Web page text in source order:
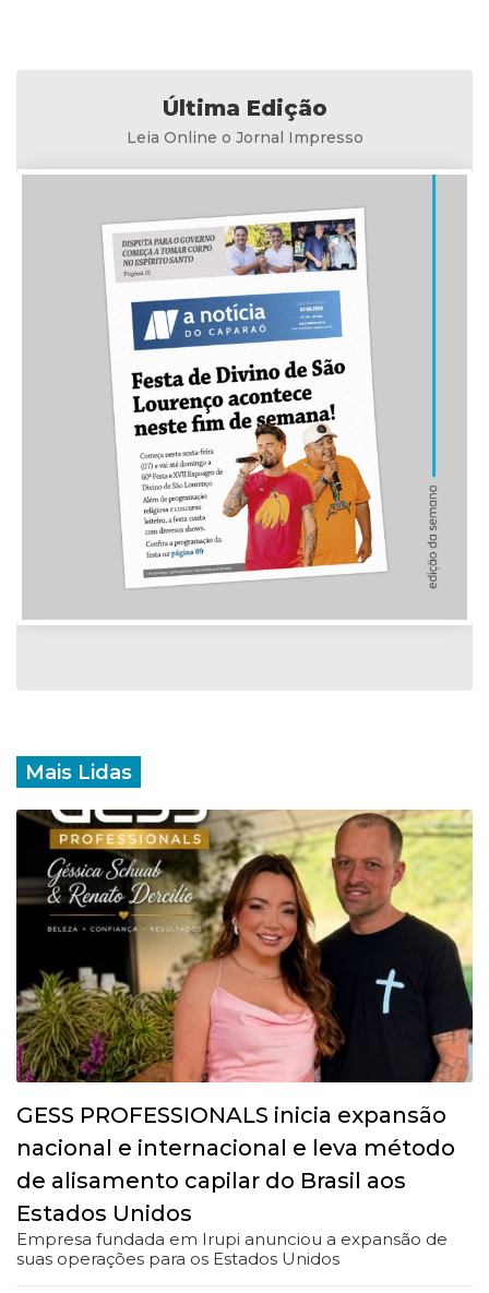
Última Edição
Leia Online o Jornal Impresso
Mais Lidas
GESS PROFESSIONALS inicia expansão
nacional e internacional e leva método
de alisamento capilar do Brasil aos
Estados Unidos
Empresa fundada em Irupi anunciou a expansão de
suas operações para os Estados Unidos